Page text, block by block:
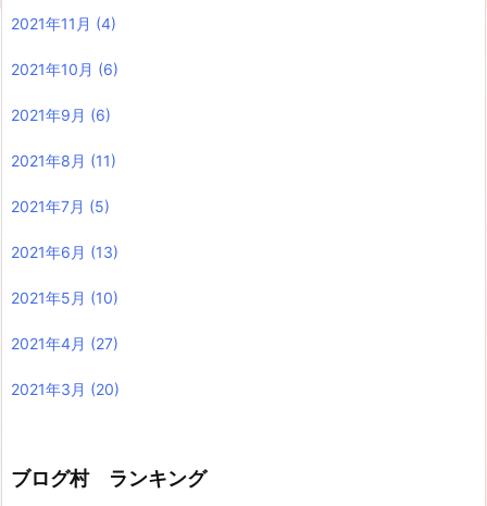
2021年11月 (4)
2021年10月 (6)
2021年9月 (6)
2021年8月 (11)
2021年7月 (5)
2021年6月 (13)
2021年5月 (10)
2021年4月 (27)
2021年3月 (20)
ブログ村 ランキング